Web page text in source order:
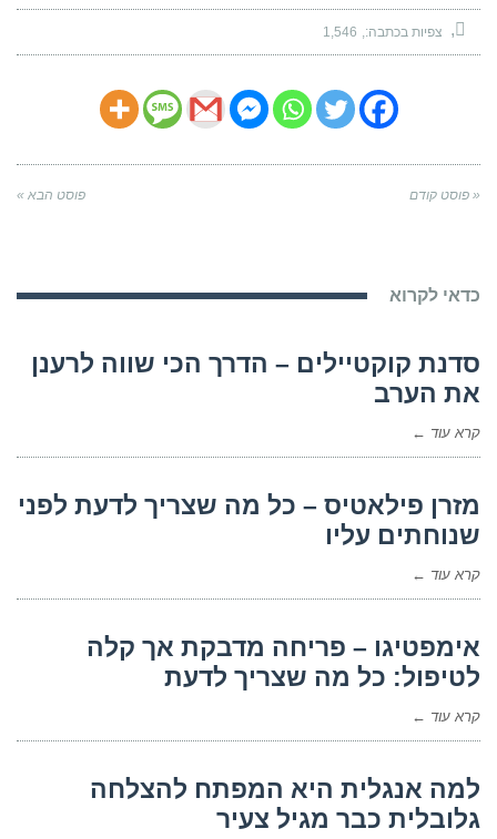
צפיות בכתבה: 1,546
« פוסט קודם פוסט הבא »
כדאי לקרוא
סדנת קוקטיילים – הדרך הכי שווה לרענן
את הערב
קרא עוד ←
מזרן פילאטיס – כל מה שצריך לדעת לפני
שנוחתים עליו
קרא עוד ←
אימפטיגו – פריחה מדבקת אך קלה
לטיפול: כל מה שצריך לדעת
קרא עוד ←
למה אנגלית היא המפתח להצלחה
גלובלית כבר מגיל צעיר